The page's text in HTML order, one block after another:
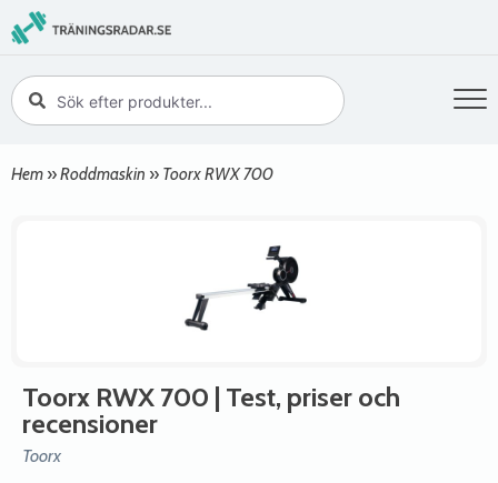
Hem »Roddmaskin » Toorx RWX 700
Toorx RWX 700 | Test, priser och
recensioner
Toorx